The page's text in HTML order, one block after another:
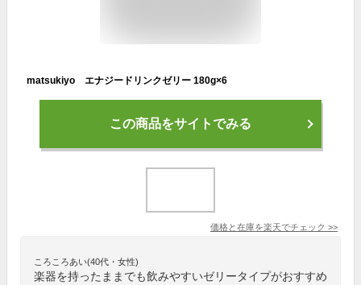
matsukiyo エナジードリンクゼリー 180g×6
この商品をサイトでみる
価格と在庫を楽天でチェック >>
ころころあい(40代・女性)
楽器を持ったままでも飲みやすいゼリータイプがおすすめ